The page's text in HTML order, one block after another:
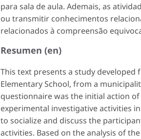
para sala de aula. Ademais, as
ou transmitir conhecimentos
relacionados à compreensão
Resumen (en)
This text presents a study
Elementary School, from a
questionnaire was the initial action
experimental investigative activities
to socialize and discuss the
activities. Based on the analysis of